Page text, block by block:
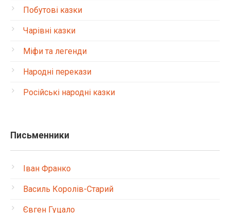
Побутові казки
Чарівні казки
Міфи та легенди
Народні перекази
Російські народні казки
Письменники
Іван Франко
Василь Королів-Старий
Євген Гуцало